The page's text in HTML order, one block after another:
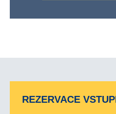
REZERVACE